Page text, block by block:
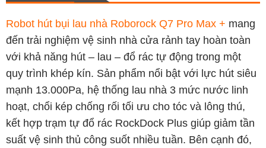
Robot hút bụi lau nhà Roborock Q7 Pro Max + mang
đến trải nghiệm vệ sinh nhà cửa rảnh tay hoàn toàn
với khả năng hút – lau – đổ rác tự động trong một
quy trình khép kín. Sản phẩm nổi bật với lực hút siêu
mạnh 13.000Pa, hệ thống lau nhà 3 mức nước linh
hoạt, chổi kép chống rối tối ưu cho tóc và lông thú,
kết hợp trạm tự đổ rác RockDock Plus giúp giảm tần
suất vệ sinh thủ công suốt nhiều tuần. Bên cạnh đó,